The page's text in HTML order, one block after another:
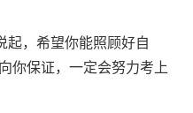
，希望你能照顾好自
你保证，一定会努力考上